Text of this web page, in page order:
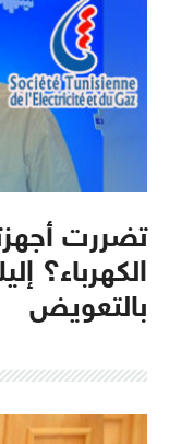
تضررت
الكهرباء؟
بالتعويض